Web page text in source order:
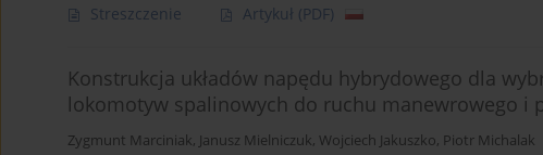
Streszczenie Artykuł (PDF)
Konstrukcja układów napędu hybrydowego dla
lokomotyw spalinowych do ruchu manewrowego i
Zygmunt Marciniak, Janusz Mielniczuk, Wojciech Jakuszko, Piotr Michalak